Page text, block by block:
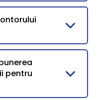
pentru